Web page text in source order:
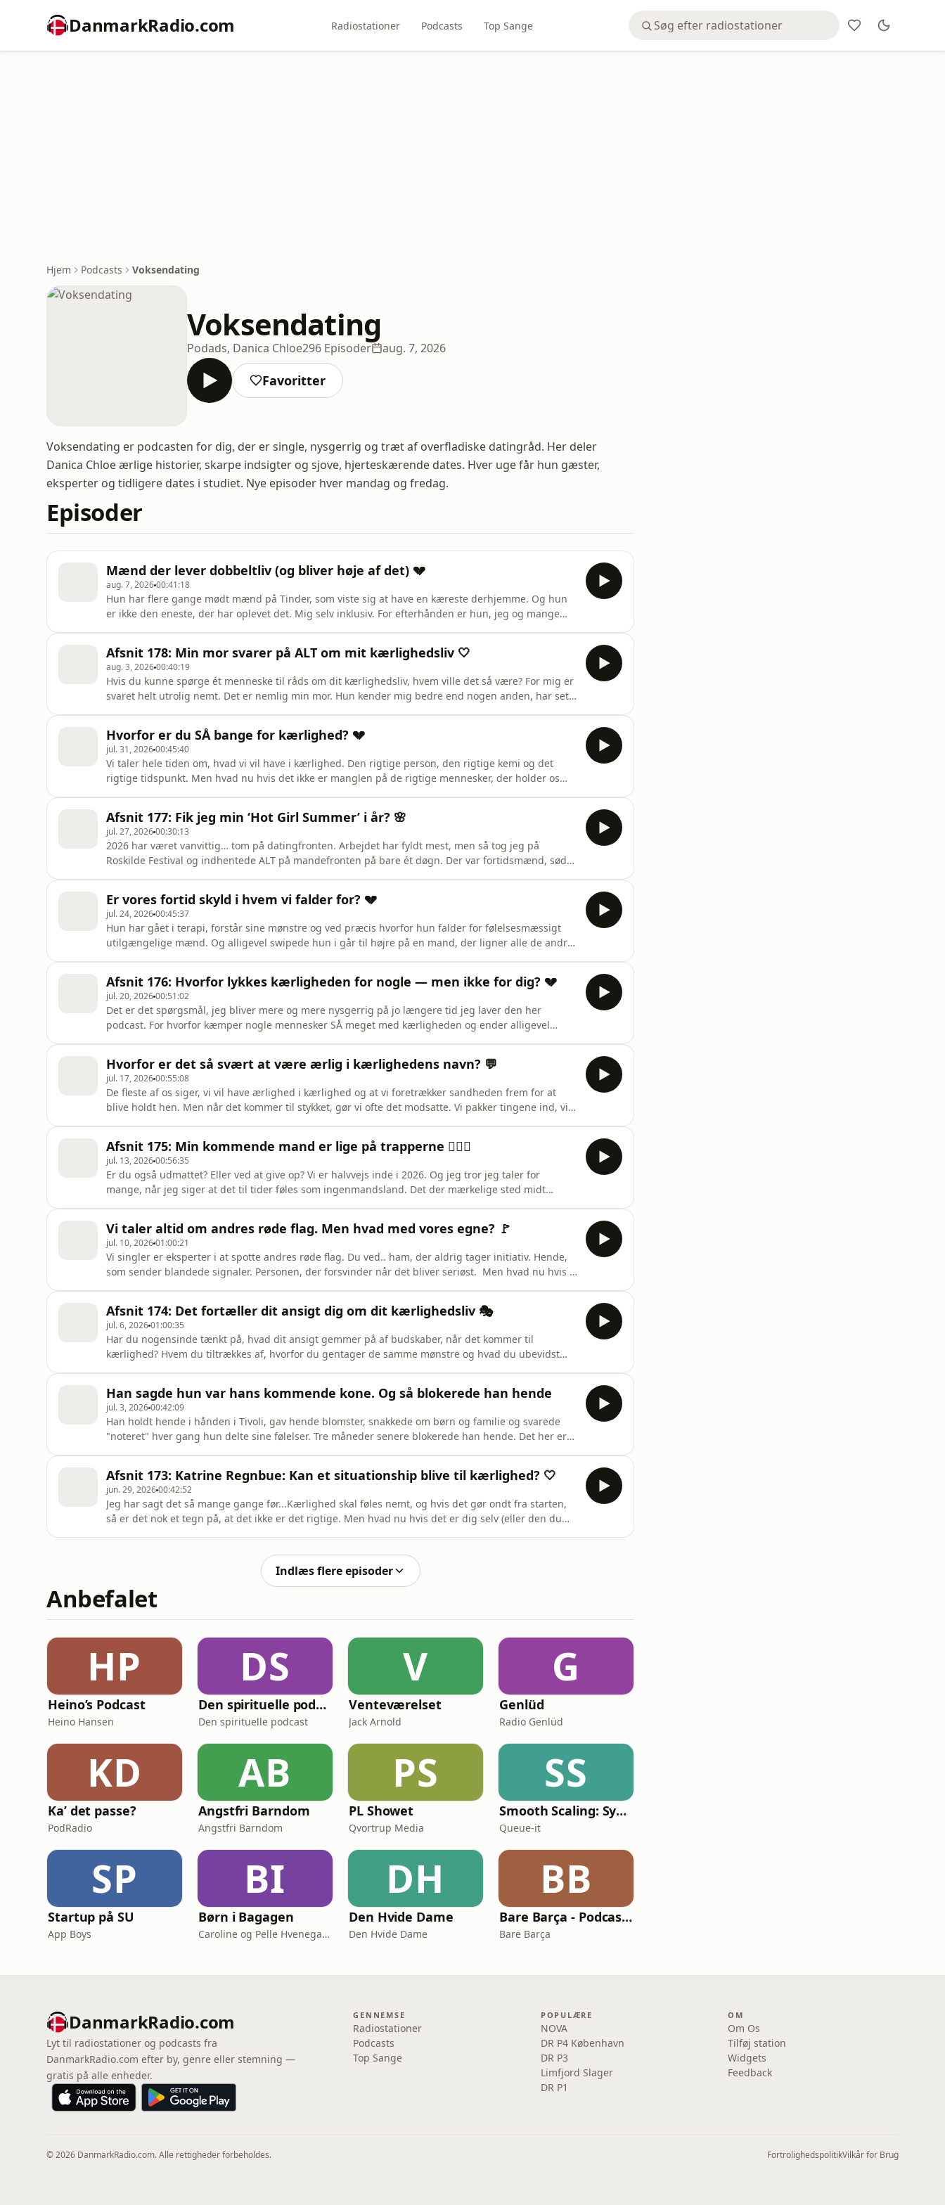
DanmarkRadio.com Radiostationer Podcasts Top Sange
Hjem Podcasts Voksendating
Voksendating
Podads, Danica Chloe296 Episoder aug. 7, 2026
Favoritter
Voksendating er podcasten for dig, der er single, nysgerrig og træt af overfladiske datingråd. Her deler
Danica Chloe ærlige historier, skarpe indsigter og sjove, hjerteskærende dates. Hver uge får hun gæster,
eksperter og tidligere dates i studiet. Nye episoder hver mandag og fredag.
Episoder
Mænd der lever dobbeltliv (og bliver høje af det) 💔
aug. 7, 202600:41:18
Hun har flere gange mødt mænd på Tinder, som viste sig at have en kæreste derhjemme. Og hun
er ikke den eneste, der har oplevet det. Mig selv inklusiv. For efterhånden er hun, jeg og mange
mere normalt at
Afsnit 178: Min mor svarer på ALT om mit kærlighedsliv 🤍
aug. 3, 202600:40:19
Hvis du kunne spørge ét menneske til råds om dit kærlighedsliv, hvem ville det så være? For mig er
svaret helt utrolig nemt. Det er nemlig min mor. Hun kender mig bedre end nogen anden, har set
overvære sit barn navigere i singlelivet? I dag sætter hun sig overfor mig hjemme i min stue, hvor
hun bes
Hvorfor er du SÅ bange for kærlighed? 💔
jul. 31, 202600:45:40
Vi taler hele tiden om, hvad vi vil have i kærlighed. Den rigtige person, den rigtige kemi og det
rigtige tidspunkt. Men hvad nu hvis det ikke er manglen på de rigtige mennesker, der holder os
Afsnit 177: Fik jeg min ‘Hot Girl Summer’ i år? 🌸
jul. 27, 202600:30:13
2026 har været vanvittig… tom på datingfronten. Arbejdet har fyldt mest, men så tog jeg på
Roskilde Festival og indhentede ALT på mandefronten på bare ét døgn. Der var fortidsmænd, søde
har jeg brugt de sidste par u
Er vores fortid skyld i hvem vi falder for? 💔
jul. 24, 202600:45:37
Hun har gået i terapi, forstår sine mønstre og ved præcis hvorfor hun falder for følelsesmæssigt
utilgængelige mænd. Og alligevel swipede hun i går til højre på en mand, der ligner alle de andre.
Voksendating Panelet
Afsnit 176: Hvorfor lykkes kærligheden for nogle — men ikke for dig? 💔
jul. 20, 202600:51:02
Det er det spørgsmål, jeg bliver mere og mere nysgerrig på jo længere tid jeg laver den her
podcast. For hvorfor kæmper nogle mennesker SÅ meget med kærligheden og ender alligevel
Hendes nyeste bog hedder ‘Kærli
Hvorfor er det så svært at være ærlig i kærlighedens navn? 💬
jul. 17, 202600:55:08
De fleste af os siger, vi vil have ærlighed i kærlighed og at vi foretrækker sandheden frem for at
blive holdt hen. Men når det kommer til stykket, gør vi ofte det modsatte. Vi pakker tingene ind, vi
forelske
Afsnit 175: Min kommende mand er lige på trapperne 🧔🏻‍♂️
jul. 13, 202600:56:35
Er du også udmattet? Eller ved at give op? Vi er halvvejs inde i 2026. Og jeg tror jeg taler for
mange, når jeg siger at det til tider føles som ingenmandsland. Det der mærkelige sted midt
gang siden decemb
Vi taler altid om andres røde flag. Men hvad med vores egne? 🚩
jul. 10, 202601:00:21
Vi singler er eksperter i at spotte andres røde flag. Du ved.. ham, der aldrig tager initiativ. Hende,
som sender blandede signaler. Personen, der forsvinder når det bliver seriøst. Men hvad nu hvis vi
Afsnit 174: Det fortæller dit ansigt dig om dit kærlighedsliv 🎭
jul. 6, 202601:00:35
Har du nogensinde tænkt på, hvad dit ansigt gemmer på af budskaber, når det kommer til
kærlighed? Hvem du tiltrækkes af, hvorfor du gentager de samme mønstre og hvad du ubevidst
har prøvet før. Hun læser nemlig mi
Han sagde hun var hans kommende kone. Og så blokerede han hende
jul. 3, 202600:42:09
Han holdt hende i hånden i Tivoli, gav hende blomster, snakkede om børn og familie og svarede
"noteret" hver gang hun delte sine følelser. Tre måneder senere blokerede han hende. Det her er
følge op på d
Afsnit 173: Katrine Regnbue: Kan et situationship blive til kærlighed? 🤍
jun. 29, 202600:42:52
Jeg har sagt det så mange gange før...Kærlighed skal føles nemt, og hvis det gør ondt fra starten,
så er det nok et tegn på, at det ikke er det rigtige. Men hvad nu hvis det er dig selv (eller den du
Indlæs flere episoder
Anbefalet
HP
Heino’s Podcast
Heino Hansen
DS
Den spirituelle podcast
Den spirituelle podcast
V
Venteværelset
Jack Arnold
G
Genlüd
Radio Genlüd
KD
Ka’ det passe?
PodRadio
AB
Angstfri Barndom
Angstfri Barndom
PS
PL Showet
Qvortrup Media
SS
Smooth Scaling: System Design for High Traffic
Queue-it
SP
Startup på SU
App Boys
BI
Børn i Bagagen
Caroline og Pelle Hvenegaard
DH
Den Hvide Dame
Den Hvide Dame
BB
Bare Barça - Podcasten om FC Barcelona
Bare Barça
DanmarkRadio.com
Lyt til radiostationer og podcasts fra
DanmarkRadio.com efter by, genre eller stemning —
gratis på alle enheder.
GENNEMSE
Radiostationer
Podcasts
Top Sange
POPULÆRE
NOVA
DR P4 København
DR P3
Limfjord Slager
DR P1
OM
Om Os
Tilføj station
Widgets
Feedback
© 2026 DanmarkRadio.com. Alle rettigheder forbeholdes. FortrolighedspolitikVilkår for Brug